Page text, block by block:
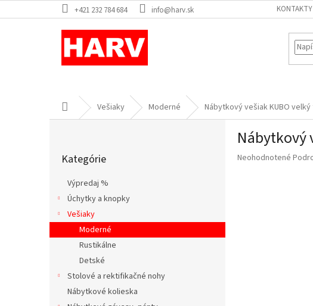
na
+421 232 784 684 info@harv.sk KONTAKTY
DomovVešiaky Moderné Nábytkový vešiak KUBO
kategórie
Kategórie
Výpredaj %
Úchytky a knopky
Vešiaky
Moderné
Rustikálne
Detské
Stolové a rektifikačné nohy
Nábytkové kolieska
Nábytkový
Priemerné
Neohodnotené